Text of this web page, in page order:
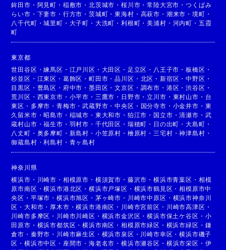
鉾田市 ・ 阿見町 ・ 稲敷市 ・北茨城市 ・桜川市 ・常陸大宮市 ・つくばみ
らい市 ・ 下妻市 ・ 行方市 ・茨城町 ・東海村 ・ 高萩市 ・ 潮来市 ・ 境町 ・
八千代町 ・城里町 ・ 大子町 ・ 大洗町 ・利根町 ・美浦村 ・ 河内町 ・ 五霞
町
東京都
世田谷区 ・練馬区 ・ 江戸川区 ・ 大田区 ・ 足立区 ・ 八王子市 ・板橋区 ・
杉並区 ・ 江東区 ・ 葛飾区 ・町田市 ・品川区 ・ 北区 ・ 新宿区 ・中野区 ・
目黒区 ・ 豊島区 ・ 府中市 ・墨田区 ・文京区 ・ 調布市 ・ 港区 ・渋谷区 ・
荒川区 ・ 西東京市 ・ 小平市 ・ 三鷹市 ・ 日野市 ・立川市 ・ 東村山市 ・ 台
東区 ・ 多摩市 ・青梅市 ・武蔵野市 ・中央区 ・ 国分寺市 ・ 小金井市 ・ 東
久留米市 ・昭島市 ・ 稲城市 ・ 東大和市 ・ 狛江市 ・ 国立市 ・清瀬市 ・ 武
蔵村山市 ・福生市 ・ 羽村市 ・ 千代田区 ・ 瑞穂町 ・ 日の出町 ・大島町 ・
八丈町 ・ 奥多摩町 ・ 新島村 ・ 小笠原村 ・ 檜原村 ・ 三宅村 ・神津島村 ・
御蔵島村 ・利島村 ・ 青ヶ島村
神奈川県
横浜市 ・ 川崎市 ・ 相模原市 ・ 横須賀市 ・ 藤沢市 ・横浜市青葉区 ・ 相模
原市南区 ・横浜市港北区 ・横浜市戸塚区 ・ 横浜市鶴見区 ・相模原市中
央区 ・ 平塚市 ・横浜市旭区 ・ 茅ヶ崎市 ・ 川崎市中原区 ・ 横浜市神奈川
区 ・大和市 ・ 厚木市 ・横浜市港南区 ・ 川崎市宮前区 ・ 川崎市高津区 ・
川崎市多摩区 ・ 川崎市川崎区 ・ 横浜市金沢区 ・横浜市保土ケ谷区 ・ 小
田原市 ・ 横浜市都筑区 ・横浜市南区 ・相模原市緑区 ・ 横浜市緑区 ・ 鎌
倉市 ・ 秦野市 ・ 川崎市麻生区 ・ 横浜市泉区 ・ 川崎市幸区 ・横浜市磯子
区 ・横浜市中区 ・ 座間市 ・海老名市 ・横浜市瀬谷区 ・ 横浜市栄区 ・ 伊